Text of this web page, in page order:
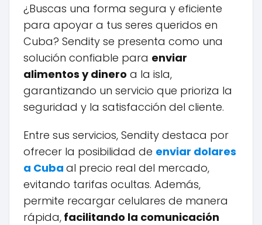
¿Buscas una forma segura y eficiente
para apoyar a tus seres queridos en
Cuba? Sendity se presenta como una
solución confiable para enviar
alimentos y dinero a la isla,
garantizando un servicio que prioriza la
seguridad y la satisfacción del cliente.
Entre sus servicios, Sendity destaca por
ofrecer la posibilidad de enviar dolares
a Cuba al precio real del mercado,
evitando tarifas ocultas. Además,
permite recargar celulares de manera
rápida, facilitando la comunicación